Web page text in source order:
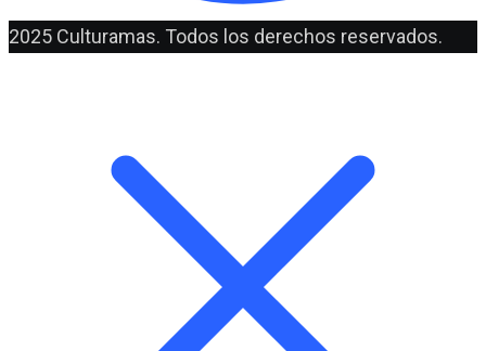
2025 Culturamas. Todos los derechos reservados.